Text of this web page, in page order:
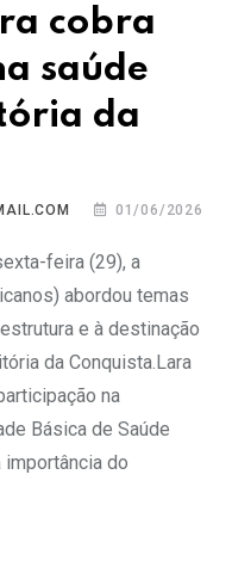
cobra
saúde
da
01/06/2026
feira (29), a
abordou temas
e à destinação
da Conquista.Lara
na
Básica de Saúde
importância do